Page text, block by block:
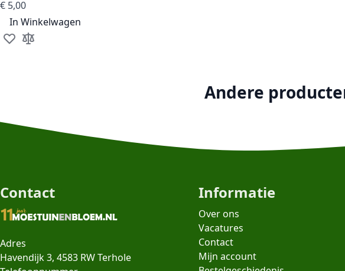
€ 5,00
In Winkelwagen
Voeg toe aan verlanglijst
Toevoegen om te vergelijken
Andere
Contact
Adres
Havendijk 3, 4583 RW Terhole
Informatie
Over ons
Vacatures
Contact
Mijn account